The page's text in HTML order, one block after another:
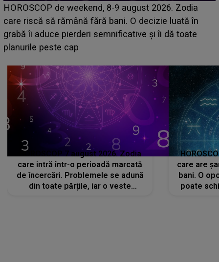
Emanuel a ținut ACEST DETALIU ASCUNS până
acum! În fața Alexandrei, concurentul din Casa Iubirii
face o MĂRTURISIRE NEAȘTEPTATĂ despre mama
sa: "I-am spus și ei în față, eu nu te iubesc pentru
HOROSCOP 7 august 2026. Zodia
care intră într-o perioadă marcată
de încercări. Problemele se adună
din toate părțile, iar o veste
care are
bani. O
poate